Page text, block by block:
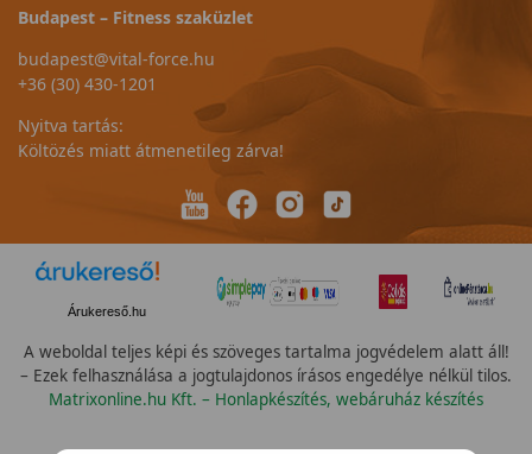
Budapest – Fitness szaküzlet
budapest@vital-force.hu
+36 (30) 430-1201
Nyitva tartás:
Költözés miatt átmenetileg zárva!
Árukereső.hu
A weboldal teljes képi és szöveges tartalma jogvédelem alatt áll!
– Ezek felhasználása a jogtulajdonos írásos engedélye nélkül tilos.
Matrixonline.hu Kft. – Honlapkészítés, webáruház készítés